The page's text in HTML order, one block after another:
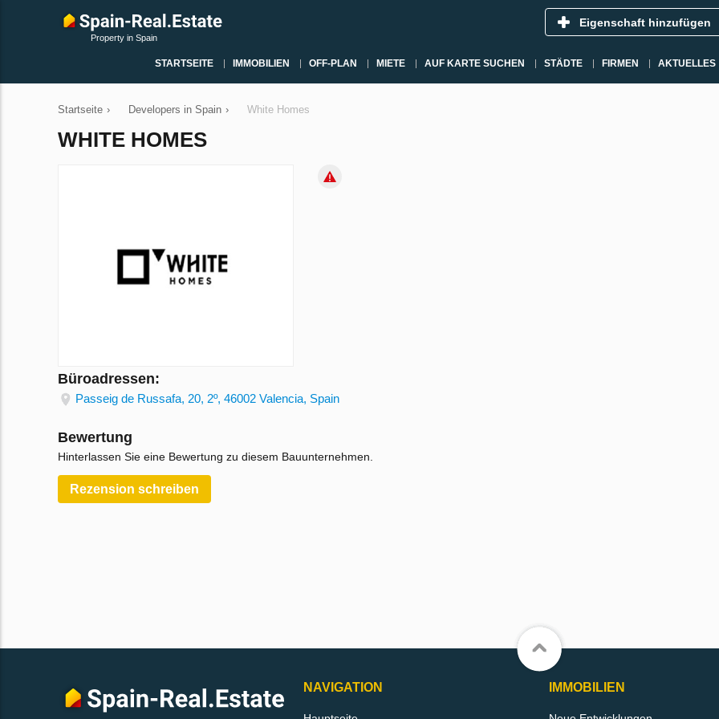
Property in Spain
Eigenschaft hinzufügen
STARTSEITE IMMOBILIEN OFF-PLAN MIETE AUF KARTE SUCHEN STÄDTE FIRMEN AKTUELLES
Startseite › Developers in Spain › White Homes
WHITE HOMES
Büroadressen:
Passeig de Russafa, 20, 2º, 46002 Valencia, Spain
Bewertung
Hinterlassen Sie eine Bewertung zu diesem Bauunternehmen.
Rezension schreiben
NAVIGATION IMMOBILIEN